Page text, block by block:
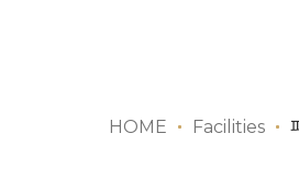
HOME Facilities